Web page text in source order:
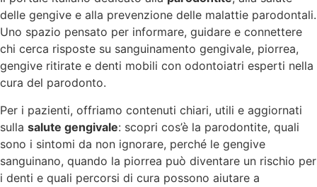
delle gengive e alla prevenzione delle malattie parodontali.
Uno spazio pensato per informare, guidare e connettere
chi cerca risposte su sanguinamento gengivale, piorrea,
gengive ritirate e denti mobili con odontoiatri esperti nella
cura del parodonto.
Per i pazienti, offriamo contenuti chiari, utili e aggiornati
sulla salute gengivale: scopri cos’è la parodontite, quali
sono i sintomi da non ignorare, perché le gengive
sanguinano, quando la piorrea può diventare un rischio per
i denti e quali percorsi di cura possono aiutare a